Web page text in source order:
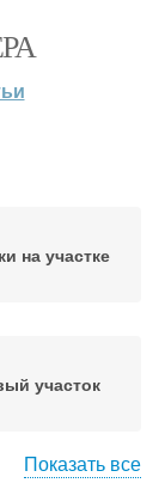
на участке
участок
Показать все